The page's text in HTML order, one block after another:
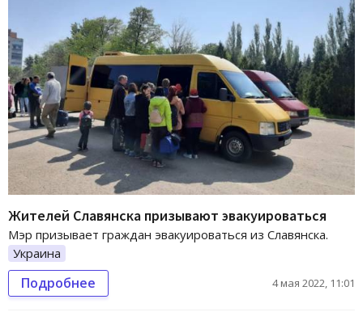
Жителей Славянска призывают эвакуироваться
Мэр призывает граждан эвакуироваться из Славянска.
Украина
Подробнее 4 мая 2022, 11:01